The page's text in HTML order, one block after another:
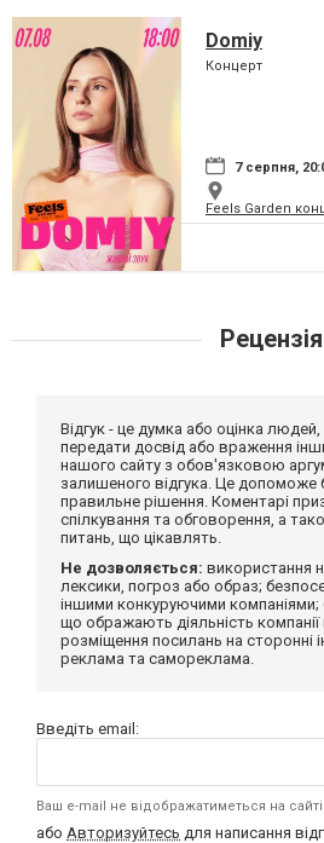
Domiy
Концерт
7 серпня,
Feels Garden
Рецензія
Відгук - це думка або оцінка
передати досвід або враження
нашого сайту з обов'язковою
залишеного відгука. Це допоможе
правильне рішення. Коментарі
спілкування та обговорення, а
питань, що цікавлять.
Не дозволяється: використання
лексики, погроз або образ;
іншими конкуруючими компаніями;
що ображають діяльність компанії
розміщення посилань на сторонні
реклама та самореклама.
Введіть email:
Ваш e-mail не відображатиметься на сайті
або Авторизуйтесь для написання